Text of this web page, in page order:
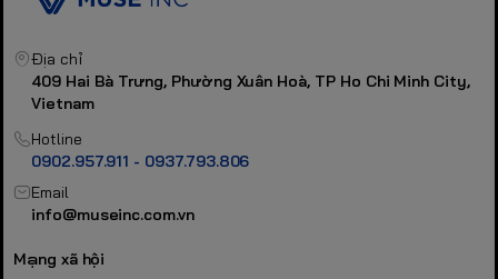
Địa chỉ
409 Hai Bà Trưng, Phường Xuân Hoà, TP Ho Chi Minh City,
Vietnam
Hotline
0902.957.911 - 0937.793.806
Email
info@museinc.com.vn
Mạng xã hội